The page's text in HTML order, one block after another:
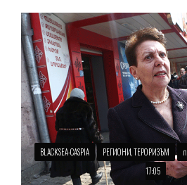
BLACKSEA-CASPIA РЕГИОНИ, ТЕРОРИЗЪМ
17:05